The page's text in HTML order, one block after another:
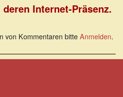
Internet-Präsenz.
von Kommentaren bitteAnmelden.